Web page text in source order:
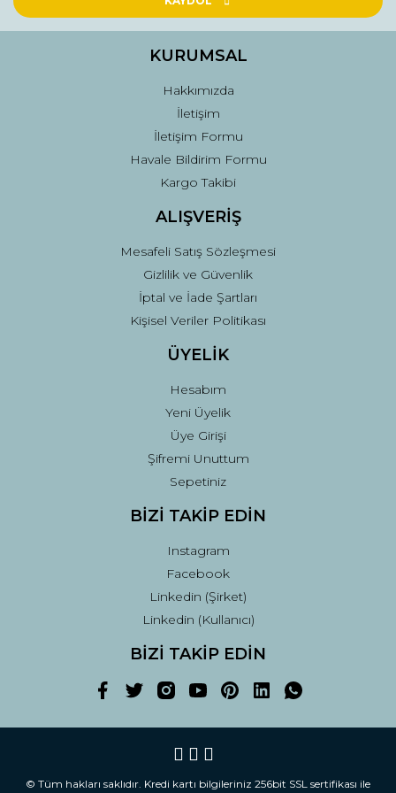
Ürün fiyatı diğer sitelerden daha pahalı.
Gönder
KURUMSAL
Hakkımızda
İletişim
İletişim Formu
Havale Bildirim Formu
Kargo Takibi
ALIŞVERİŞ
Mesafeli Satış Sözleşmesi
Gizlilik ve Güvenlik
İptal ve İade Şartları
Kişisel Veriler Politikası
ÜYELİK
Hesabım
Yeni Üyelik
Üye Girişi
Şifremi Unuttum
Sepetiniz
BİZİ TAKİP EDİN
Instagram
Facebook
Linkedin (Şirket)
Linkedin (Kullanıcı)
BİZİ TAKİP EDİN
© Tüm hakları saklıdır. Kredi kartı bilgileriniz 256bit SSL sertifikası ile